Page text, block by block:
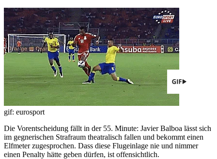
gif: eurosport
Die Vorentscheidung fällt in der 55. Minute: Javier Balboa lässt sich
im gegnerischen Strafraum theatralisch fallen und bekommt einen
Elfmeter zugesprochen. Dass diese Flugeinlage nie und nimmer
einen Penalty hätte geben dürfen, ist offensichtlich.